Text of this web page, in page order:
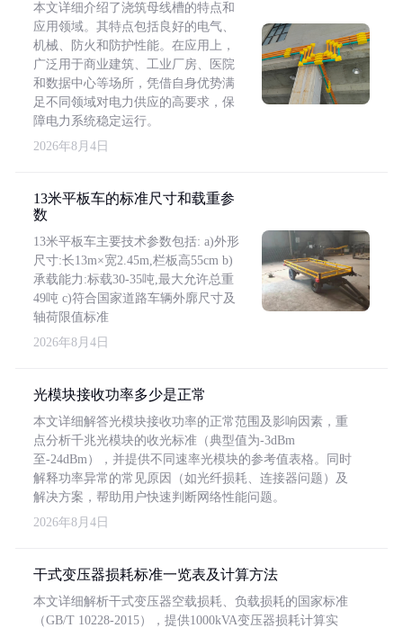
本文详细介绍了浇筑母线槽的特点和
应用领域。其特点包括良好的电气、
机械、防火和防护性能。在应用上，
广泛用于商业建筑、工业厂房、医院
和数据中心等场所，凭借自身优势满
足不同领域对电力供应的高要求，保
障电力系统稳定运行。
2026年8月4日
13米平板车的标准尺寸和载重参
数
13米平板车主要技术参数包括: a)外形
尺寸:长13m×宽2.45m,栏板高55cm b)
承载能力:标载30-35吨,最大允许总重
49吨 c)符合国家道路车辆外廓尺寸及
轴荷限值标准
2026年8月4日
光模块接收功率多少是正常
本文详细解答光模块接收功率的正常范围及影响因素，重
点分析千兆光模块的收光标准（典型值为-3dBm
至-24dBm），并提供不同速率光模块的参考值表格。同时
解释功率异常的常见原因（如光纤损耗、连接器问题）及
解决方案，帮助用户快速判断网络性能问题。
2026年8月4日
干式变压器损耗标准一览表及计算方法
本文详细解析干式变压器空载损耗、负载损耗的国家标准
（GB/T 10228-2015），提供1000kVA变压器损耗计算实